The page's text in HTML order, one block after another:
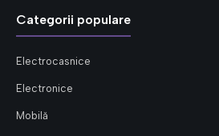
Categorii populare
Electrocasnice
Electronice
Mobilă